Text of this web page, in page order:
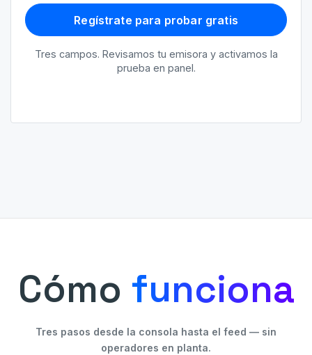
Regístrate para probar gratis
Tres campos. Revisamos tu emisora y activamos la
prueba en panel.
Cómo funciona
Tres pasos desde la consola hasta el feed — sin
operadores en planta.